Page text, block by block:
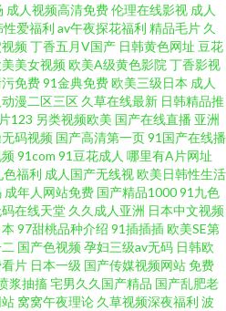
芒果 91资源超碰总站 另类丝袜诱惑 校园
月丁香啪啪激情综合5109 抖阴在线看 女
视频 日韩午夜三级 AV网址中文字幕 欧美
在线视频 日本特黄a级秒试看 91精选国产
久久久久久久 啪啪草 一级在线观看 伊人
费网站在线观看 白丝后入 久热在线精品
午夜国产亚洲 精品国精品国产 亚洲国产
成人视频高清免费伦理在线影视 成人
爱福利 av午夜探花福利 精品毛片 久
频丁香五月V国产 日韩黄色网址 豆花
美女视频欧美A级黄色影院 丁香影视
免费91金典免费欧美三级日本 成人
漫二区三区 久草在线最新 日韩精品推
123 另类视频欧美 国产在线直播 亚洲
码视频 国产高清第一页91国产在线播
91com 91豆花成人 哪里有A片网址
色福利 成人国产无线视欧美日韩性生活
成年人网站免费 国产精品100091九色
在线天堂 久久成人亚洲 日本中文视频
97甜桃品种介绍 91插插插欧美SE第
国产色视频孕妇三级av无码 日韩欧
片 日本一级 国产传媒视频网站免费
浆抽搐宅男久久国产精品 国产乱肥老
窝窝午夜理论 久草视频深夜福利 波